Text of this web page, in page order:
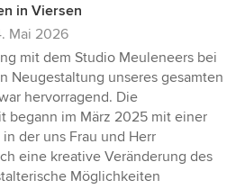
in Viersen
Mai 2026
mit dem Studio Meuleneers bei
Neugestaltung unseres gesamten
hervorragend. Die
begann im März 2025 mit einer
der uns Frau und Herr
eine kreative Veränderung des
Möglichkeiten